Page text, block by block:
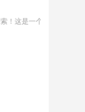
！这是一个小提示字段。